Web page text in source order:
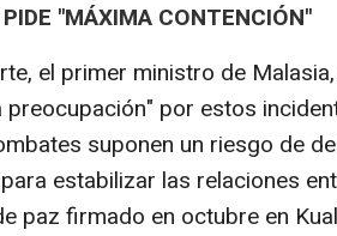
"MÁXIMA CONTENCIÓN"
el primer ministro de
por estos
suponen un riesgo de
estabilizar las relaciones
paz firmado en octubre en